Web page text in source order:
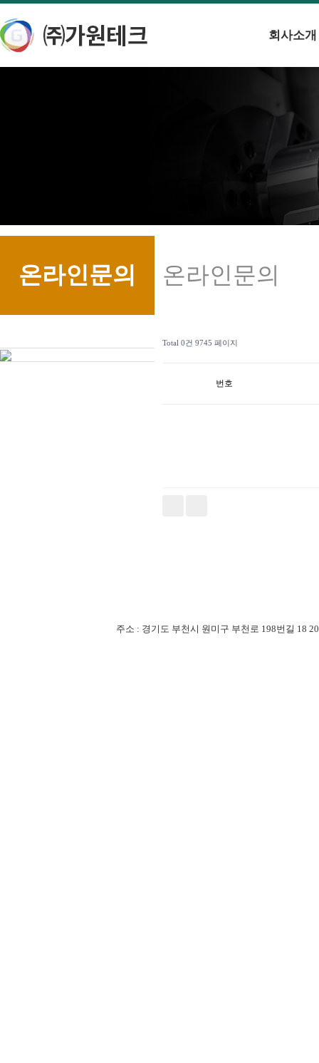
회사소개
온라인문의 온라인문의
Total 0건 9745 페이지
번호
주소 : 경기도 부천시 원미구 부천로 198번길